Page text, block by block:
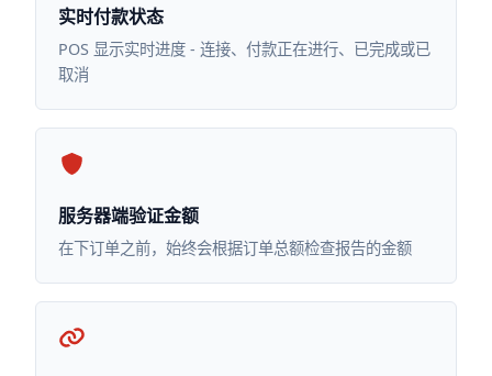
实时付款状态
POS 显示实时进度 - 连接、付款正在进行、已完成或已
取消
服务器端验证金额
在下订单之前，始终会根据订单总额检查报告的金额